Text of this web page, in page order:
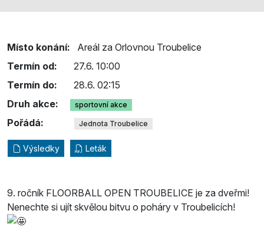
Místo konání:
Areál za Orlovnou Troubelice
Termín od:
27.6. 10:00
Termín do:
28.6. 02:15
Druh akce:
sportovní akce
Pořádá: Jednota Troubelice
Výsledky Leták
9. ročník FLOORBALL OPEN TROUBELICE je za dveřmi!
Nenechte si ujít skvělou bitvu o poháry v Troubelicích!